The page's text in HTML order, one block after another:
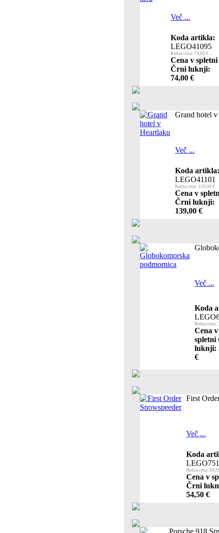
Več ...
Koda artikla:
LEGO41095
Redna cena: 74,00 €
Cena v spletni
Črni luknji:
74,00 €
Grand hotel
Več ...
Koda artikla:
LEGO41101
Redna cena: 139,00 €
Cena v
Črni luknji:
139,00 €
Več ...
Koda
Redna cena:
Cena v
spletni
luknji:
€
First
Več ...
Koda
Redna cena:
Cena v
Črni
54,50 €
Porsche 918